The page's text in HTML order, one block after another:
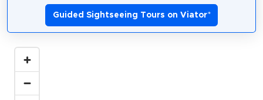
Guided Sightseeing Tours on Viator*